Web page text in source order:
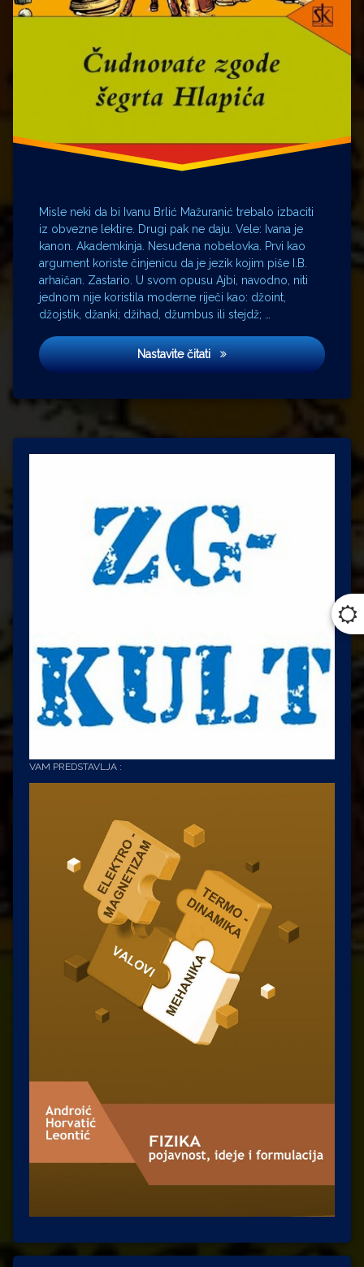
Misle neki da bi Ivanu Brlić Mažuranić trebalo izbaciti
iz obvezne lektire. Drugi pak ne daju. Vele: Ivana je
kanon. Akademkinja. Nesuđena nobelovka. Prvi kao
argument koriste činjenicu da je jezik kojim piše I.B.
arhaičan. Zastario. U svom opusu Ajbi, navodno, niti
jednom nije koristila moderne riječi kao: džoint,
džojstik, džanki; džihad, džumbus ili stejdž; …
Nastavite čitatiŠegrt Hlapić
shema
VAM PREDSTAVLJA :